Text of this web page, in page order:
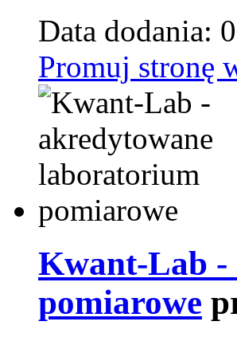
Data dodania:
Promuj stronę
Kwant-Lab -
pomiarowe